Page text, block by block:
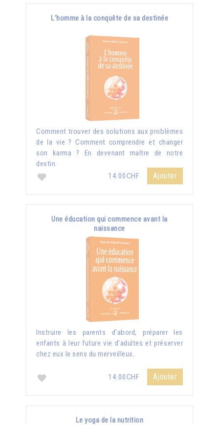
L'homme à la conquête de sa destinée
Comment trouver des solutions aux problèmes
de la vie ? Comment comprendre et changer
son karma ? En devenant maître de notre
destin.
14.00CHF
Ajouter
Une éducation qui commence avant la
naissance
Instruire les parents d'abord, préparer les
enfants à leur future vie d'adultes et préserver
chez eux le sens du merveilleux.
14.00CHF Ajouter
Le yoga de la nutrition